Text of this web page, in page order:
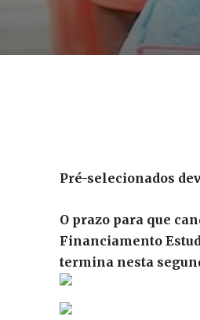
Pré-selecionados
O prazo para que
Financiamento
termina nesta